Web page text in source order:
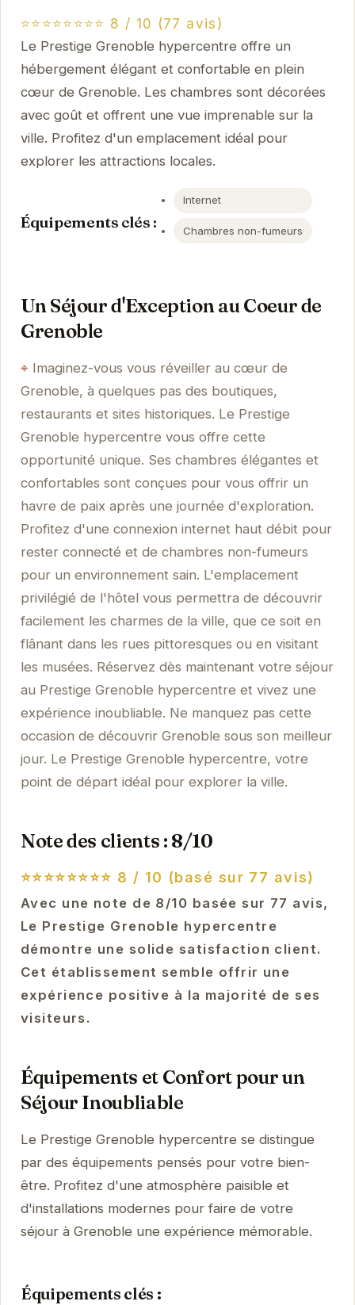
⭐⭐⭐⭐⭐⭐⭐⭐ 8 / 10 (77 avis)
Le Prestige Grenoble hypercentre offre un
hébergement élégant et confortable en plein
cœur de Grenoble. Les chambres sont décorées
avec goût et offrent une vue imprenable sur la
ville. Profitez d'un emplacement idéal pour
explorer les attractions locales.
Équipements clés :
Internet
Chambres non-fumeurs
Un Séjour d'Exception au Coeur de
Grenoble
Imaginez-vous vous réveiller au cœur de
Grenoble, à quelques pas des boutiques,
restaurants et sites historiques. Le Prestige
Grenoble hypercentre vous offre cette
opportunité unique. Ses chambres élégantes et
confortables sont conçues pour vous offrir un
havre de paix après une journée d'exploration.
Profitez d'une connexion internet haut débit pour
rester connecté et de chambres non-fumeurs
pour un environnement sain. L'emplacement
privilégié de l'hôtel vous permettra de découvrir
facilement les charmes de la ville, que ce soit en
flânant dans les rues pittoresques ou en visitant
les musées. Réservez dès maintenant votre séjour
au Prestige Grenoble hypercentre et vivez une
expérience inoubliable. Ne manquez pas cette
occasion de découvrir Grenoble sous son meilleur
jour. Le Prestige Grenoble hypercentre, votre
point de départ idéal pour explorer la ville.
Note des clients : 8/10
⭐⭐⭐⭐⭐⭐⭐⭐ 8 / 10 (basé sur 77 avis)
Avec une note de 8/10 basée sur 77 avis,
Le Prestige Grenoble hypercentre
démontre une solide satisfaction client.
Cet établissement semble offrir une
expérience positive à la majorité de ses
visiteurs.
Équipements et Confort pour un
Séjour Inoubliable
Le Prestige Grenoble hypercentre se distingue
par des équipements pensés pour votre bien-
être. Profitez d'une atmosphère paisible et
d'installations modernes pour faire de votre
séjour à Grenoble une expérience mémorable.
Équipements clés :